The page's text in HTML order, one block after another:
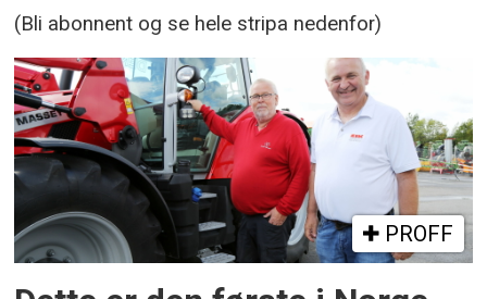
(Bli abonnent og se hele stripa nedenfor)
PROFF